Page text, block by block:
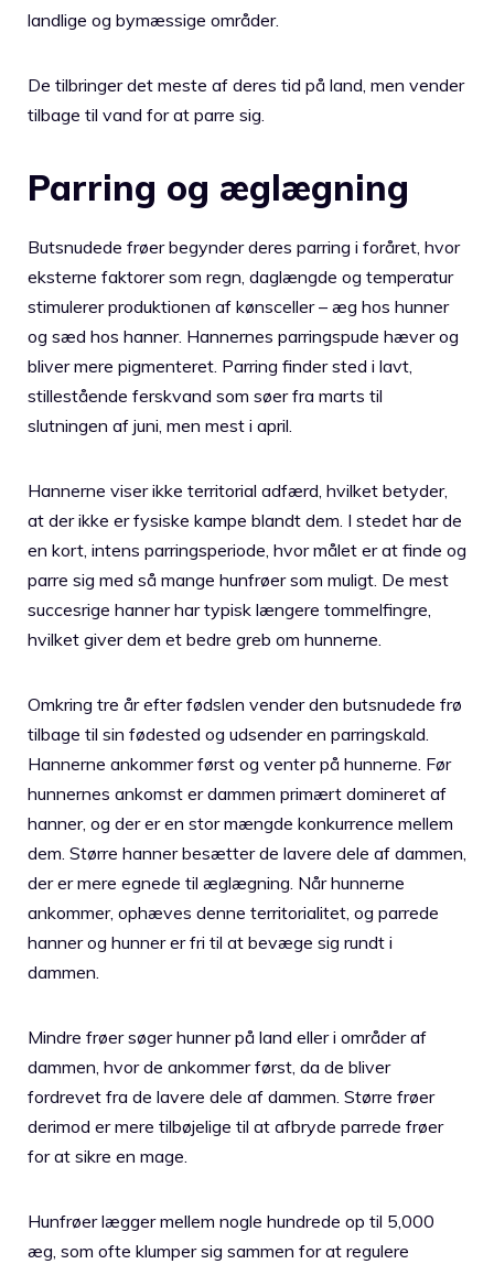
landlige og bymæssige områder.
De tilbringer det meste af deres tid på land, men vender
tilbage til vand for at parre sig.
Parring og æglægning
Butsnudede frøer begynder deres parring i foråret, hvor
eksterne faktorer som regn, daglængde og temperatur
stimulerer produktionen af kønsceller – æg hos hunner
og sæd hos hanner. Hannernes parringspude hæver og
bliver mere pigmenteret. Parring finder sted i lavt,
stillestående ferskvand som søer fra marts til
slutningen af juni, men mest i april.
Hannerne viser ikke territorial adfærd, hvilket betyder,
at der ikke er fysiske kampe blandt dem. I stedet har de
en kort, intens parringsperiode, hvor målet er at finde og
parre sig med så mange hunfrøer som muligt. De mest
succesrige hanner har typisk længere tommelfingre,
hvilket giver dem et bedre greb om hunnerne.
Omkring tre år efter fødslen vender den butsnudede frø
tilbage til sin fødested og udsender en parringskald.
Hannerne ankommer først og venter på hunnerne. Før
hunnernes ankomst er dammen primært domineret af
hanner, og der er en stor mængde konkurrence mellem
dem. Større hanner besætter de lavere dele af dammen,
der er mere egnede til æglægning. Når hunnerne
ankommer, ophæves denne territorialitet, og parrede
hanner og hunner er fri til at bevæge sig rundt i
dammen.
Mindre frøer søger hunner på land eller i områder af
dammen, hvor de ankommer først, da de bliver
fordrevet fra de lavere dele af dammen. Større frøer
derimod er mere tilbøjelige til at afbryde parrede frøer
for at sikre en mage.
Hunfrøer lægger mellem nogle hundrede op til 5,000
æg, som ofte klumper sig sammen for at regulere